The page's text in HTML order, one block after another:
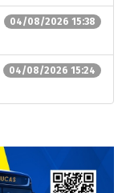
04/08/2026 15:38
04/08/2026 15:24